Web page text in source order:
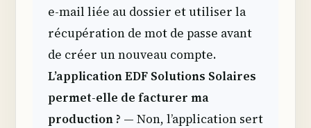
e-mail liée au dossier et utiliser la
récupération de mot de passe avant
de créer un nouveau compte.
L’application EDF Solutions Solaires
permet-elle de facturer ma
production ? — Non, l’application sert